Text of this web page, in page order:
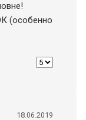
(особенно
18.06.2019